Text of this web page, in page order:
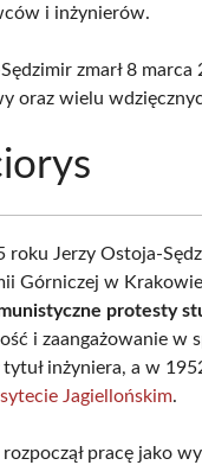
i inżynierów.
zmarł 8
oraz wielu
roku Jerzy Ostoja-
Górniczej w
protesty
i zaangażowanie w
tytuł inżyniera, a w
Jagiellońskim.
rozpoczął pracę jako